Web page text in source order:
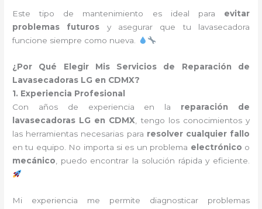
Este tipo de mantenimiento es ideal para evitar
problemas futuros y asegurar que tu lavasecadora
funcione siempre como nueva.
¿Por Qué Elegir Mis Servicios de Reparación de
Lavasecadoras LG en CDMX?
1. Experiencia Profesional
Con años de experiencia en la reparación de
lavasecadoras LG en CDMX , tengo los conocimientos y
las herramientas necesarias para resolver cualquier fallo
en tu equipo. No importa si es un problema electrónico o
mecánico , puedo encontrar la solución rápida y eficiente.
Mi experiencia me permite diagnosticar problemas